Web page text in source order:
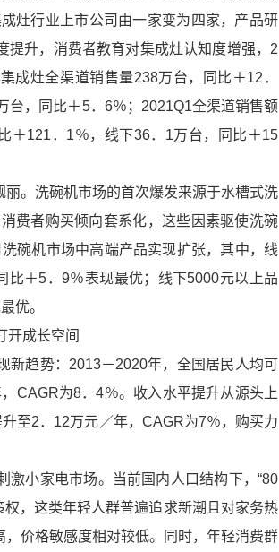
灶行业上市公司由一家变为四家，产品研
提升，消费者教育对集成灶认知度增强，2
成灶全渠道销售量238万台，同比＋12．
台，同比＋5．6％；2021Q1全渠道销售额
＋121．1％，线下36．1万台，同比＋15
。洗碗机市场的首次爆发来源于水槽式洗
费者购买倾向套系化，这些因素驱使洗碗
碗机市场中高端产品实现扩张，其中，线
比＋5．9％表现最优；线下5000元以上品
优。
开成长空间
新趋势：2013－2020年，全国居民人均可
CAGR为8．4％。收入水平提升从源头上
至2．12万元／年，CAGR为7％，购买力
激小家电市场。当前国内人口结构下，“80
权，这类年轻人群普遍追求新潮且对家务热
价格敏感度相对较低。同时，年轻消费群